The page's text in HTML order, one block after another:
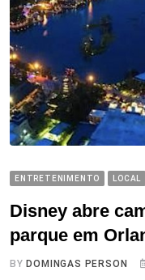
ENTRETENIMENTO LOCAL
Disney abre
parque em
BY DOMINGAS PERSON